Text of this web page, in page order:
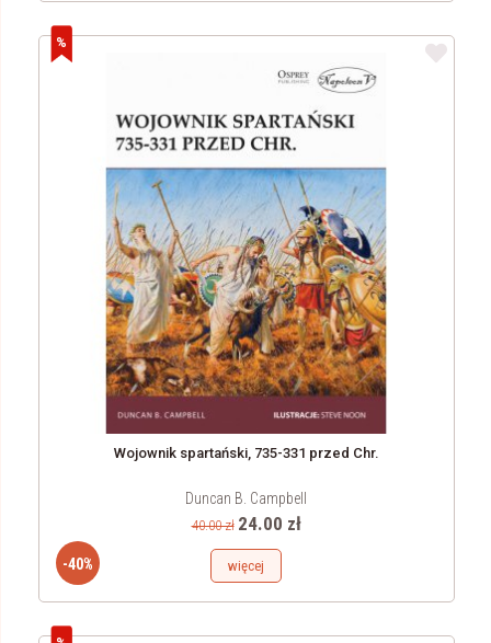
-40%
Wojownik spartański, 735-331 przed Chr.
Duncan B. Campbell
40.00 zł 24.00 zł
więcej